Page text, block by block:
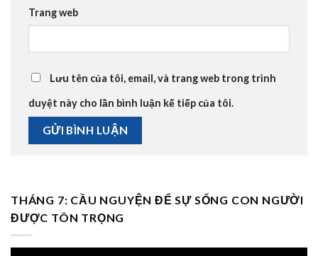
Trang web
Lưu tên của tôi, email, và trang web trong trình
duyệt này cho lần bình luận kế tiếp của tôi.
THÁNG 7: CẦU NGUYỆN ĐỂ SỰ SỐNG CON NGƯỜI
ĐƯỢC TÔN TRỌNG